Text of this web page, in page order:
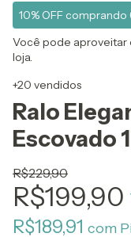
10% OFF comprando
Você pode aproveitar
loja.
+20 vendidos
Ralo
Escovado
R$229,90
R$199,90
R$189,91 com